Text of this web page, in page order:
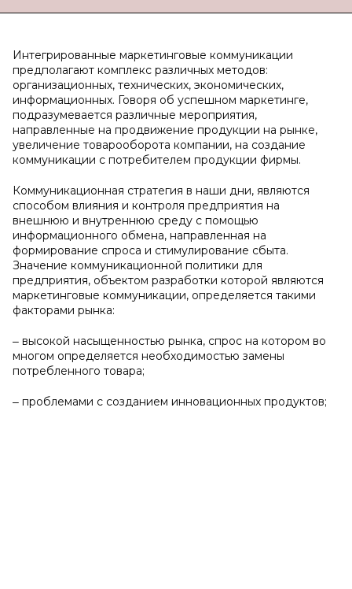
Интегрированные маркетинговые коммуникации
предполагают комплекс различных методов:
организационных, технических, экономических,
информационных. Говоря об успешном маркетинге,
подразумевается различные мероприятия,
направленные на продвижение продукции на рынке,
увеличение товарооборота компании, на создание
коммуникации с потребителем продукции фирмы.
Коммуникационная стратегия в наши дни, являются
способом влияния и контроля предприятия на
внешнюю и внутреннюю среду с помощью
информационного обмена, направленная на
формирование спроса и стимулирование сбыта.
Значение коммуникационной политики для
предприятия, объектом разработки которой являются
маркетинговые коммуникации, определяется такими
факторами рынка:
‒ высокой насыщенностью рынка, спрос на котором во
многом определяется необходимостью замены
потребленного товара;
‒ проблемами с созданием инновационных продуктов;